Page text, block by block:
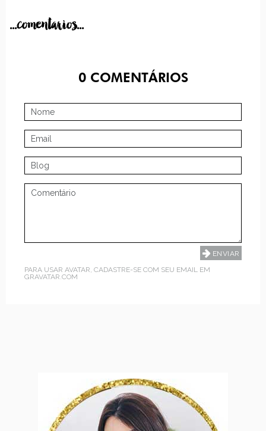
...comentarios...
0COMENTÁRIOS
PARA USAR AVATAR, CADASTRE-SE COM SEU EMAIL EM
GRAVATAR.COM